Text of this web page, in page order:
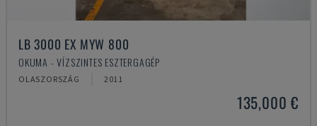
LB 3000 EX MYW 800
OKUMA - VÍZSZINTES ESZTERGAGÉP
OLASZORSZÁG 2011
135,000 €